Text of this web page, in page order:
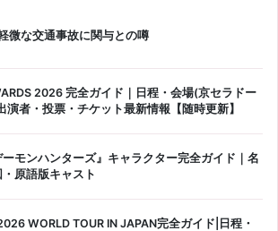
微な交通事故に関与との噂
2026 完全ガイド｜日程・会場(京セラドー
演者・投票・チケット最新情報【随時更新】
ーモンハンターズ』キャラクター完全ガイド｜名
原語版キャスト
WORLD TOUR IN JAPAN完全ガイド|日程・